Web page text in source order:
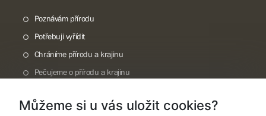
Poznávám přírodu
Potřebuji vyřídit
Chráníme přírodu a krajinu
Pečujeme o přírodu a krajinu
O nás
Můžeme si u vás uložit cookies?